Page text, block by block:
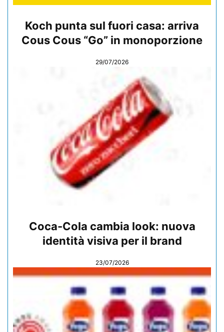
Koch punta sul fuori casa: arriva
Cous Cous “Go” in monoporzione
29/07/2026
Coca-Cola cambia look: nuova
identità visiva per il brand
23/07/2026